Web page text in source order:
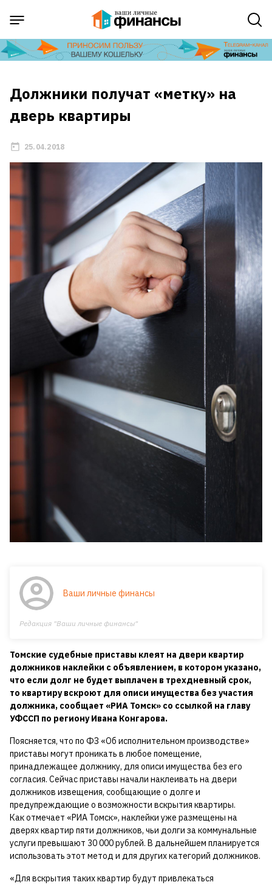
Должники получат «метку» на
дверь квартиры
25.04.2018
Ваши личные финансы
Редакция "Ваши личные финансы"
Томские судебные приставы клеят на двери квартир
должников наклейки с объявлением, в котором указано,
что если долг не будет выплачен в трехдневный срок,
то квартиру вскроют для описи имущества без участия
должника, сообщает «РИА Томск» со ссылкой на главу
УФССП по региону Ивана Конгарова.
Поясняется, что по ФЗ «Об исполнительном производстве»
приставы могут проникать в любое помещение,
принадлежащее должнику, для описи имущества без его
согласия. Сейчас приставы начали наклеивать на двери
должников извещения, сообщающие о долге и
предупреждающие о возможности вскрытия квартиры.
Как отмечает «РИА Томск», наклейки уже размещены на
дверях квартир пяти должников, чьи долги за коммунальные
услуги превышают 30 000 рублей. В дальнейшем планируется
использовать этот метод и для других категорий должников.
«Для вскрытия таких квартир будут привлекаться